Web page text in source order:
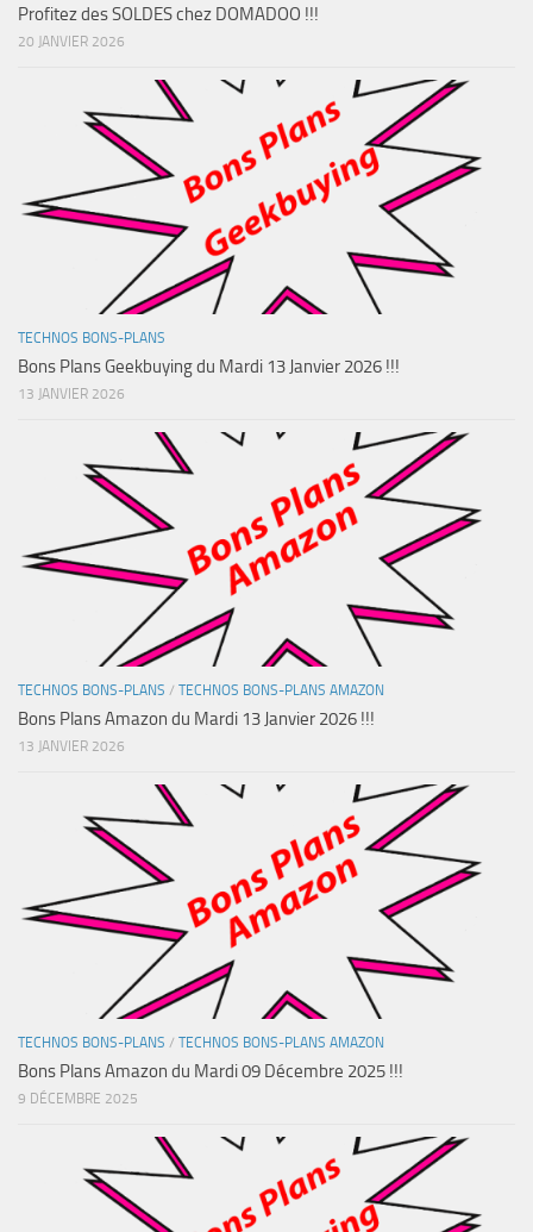
Profitez des SOLDES chez DOMADOO !!!
20 JANVIER 2026
TECHNOS BONS-PLANS
Bons Plans Geekbuying du Mardi 13 Janvier 2026 !!!
13 JANVIER 2026
TECHNOS BONS-PLANS / TECHNOS BONS-PLANS AMAZON
Bons Plans Amazon du Mardi 13 Janvier 2026 !!!
13 JANVIER 2026
TECHNOS BONS-PLANS / TECHNOS BONS-PLANS AMAZON
Bons Plans Amazon du Mardi 09 Décembre 2025 !!!
9 DÉCEMBRE 2025